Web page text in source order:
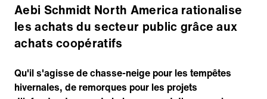
Aebi Schmidt North America rationalise
les achats du secteur public grâce aux
achats coopératifs
Qu'il s'agisse de chasse-neige pour les tempêtes
hivernales, de remorques pour les projets